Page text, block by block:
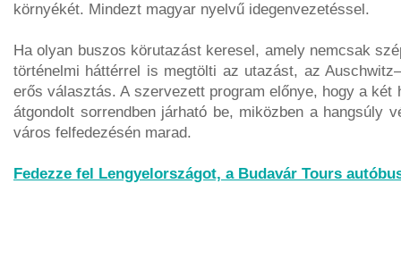
környékét. Mindezt magyar nyelvű idegenvezetéssel.
Ha olyan buszos körutazást keresel, amely nemcsak
történelmi háttérrel is megtölti az utazást, az
erős választás. A szervezett program előnye, hogy a két
átgondolt sorrendben járható be, miközben a hangsúly
város felfedezésén marad.
Fedezze fel Lengyelországot, a Budavár Tours